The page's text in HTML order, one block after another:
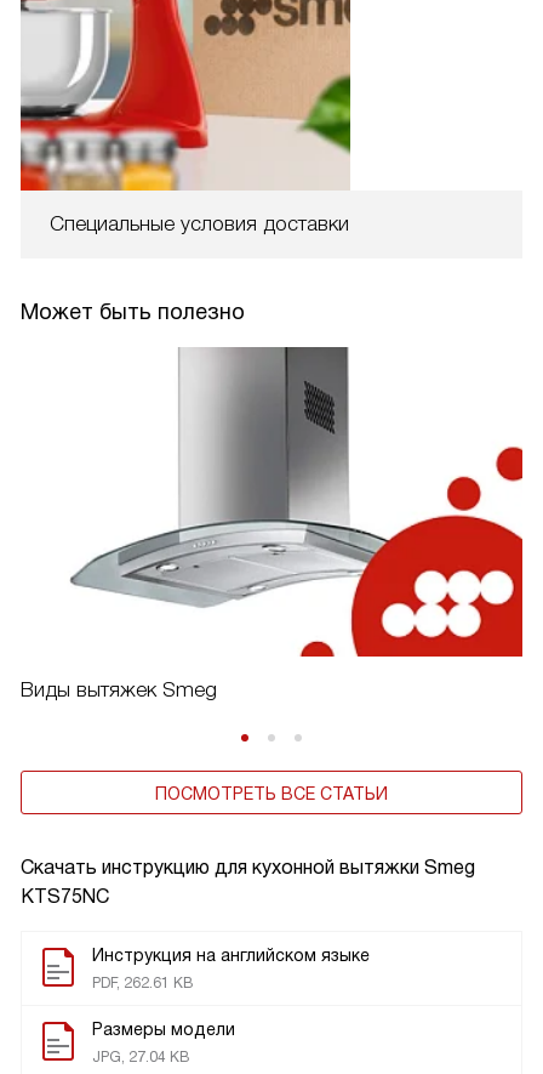
Скачать инструкцию для кухонной вытяжки Smeg
KTS75NC
Инструкция на английском языке
PDF, 262.61 KB
Размеры модели
JPG, 27.04 KB
Специальные условия доставки
Может быть полезно
Виды вытяжек Smeg
ПОСМОТРЕТЬ ВСЕ СТАТЬИ